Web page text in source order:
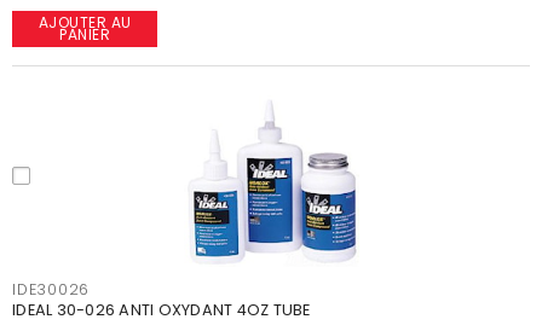
AJOUTER AU
PANIER
IDE30026
IDEAL 30-026 ANTI OXYDANT 4OZ TUBE